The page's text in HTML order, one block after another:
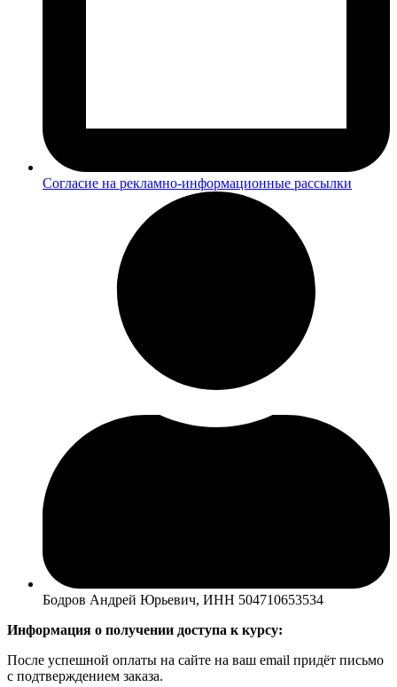
Согласие на рекламно-информационные рассылки
Бодров Андрей Юрьевич, ИНН 504710653534
Информация о получении доступа к курсу:
После успешной оплаты на сайте на ваш email придёт письмо
с подтверждением заказа.